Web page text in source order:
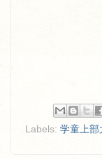
Labels: 学童上部